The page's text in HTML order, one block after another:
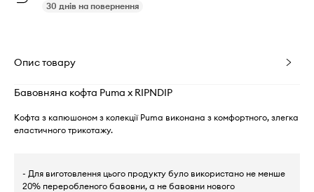
30 днів на повернення
Опис товару
Бавовняна кофта Puma x RIPNDIP
Кофта з капюшоном з колекції Puma виконана з комфортного, злегка
еластичного трикотажу.
- Для виготовлення цього продукту було використано не менше
20% переробленого бавовни, а не бавовни нового